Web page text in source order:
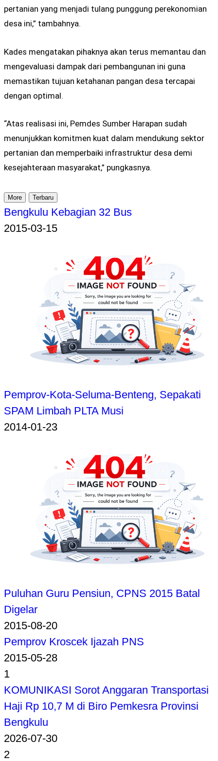
pertanian yang menjadi tulang punggung perekonomian
desa ini,” tambahnya.
Kades mengatakan pihaknya akan terus memantau dan
mengevaluasi dampak dari pembangunan ini guna
memastikan tujuan ketahanan pangan desa tercapai
dengan optimal.
“Atas realisasi ini, Pemdes Sumber Harapan sudah
menunjukkan komitmen kuat dalam mendukung sektor
pertanian dan memperbaiki infrastruktur desa demi
kesejahteraan masyarakat,” pungkasnya.
More Terbaru
Bengkulu Kebagian 32 Bus
2015-03-15
Pemprov-Kota-Seluma-Benteng, Sepakati
SPAM Limbah PLTA Musi
2014-01-23
Puluhan Guru Pensiun, CPNS 2015 Batal
Digelar
2015-08-20
Pemprov Kroscek Ijazah PNS
2015-05-28
1
KOMUNIKASI Sorot Anggaran Transportasi
Haji Rp 10,7 M di Biro Pemkesra Provinsi
Bengkulu
2026-07-30
2